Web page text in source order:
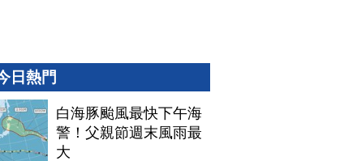
日熱門
白海豚颱風最快下午海
警！父親節週末風雨最
大